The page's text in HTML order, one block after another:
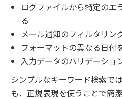
ログファイルから特定のエ
る
メール通知のフィルタリン
フォーマットの異なる日付
入力データのバリデーショ
シンプルなキーワード検索で
も、正規表現を使うことで簡